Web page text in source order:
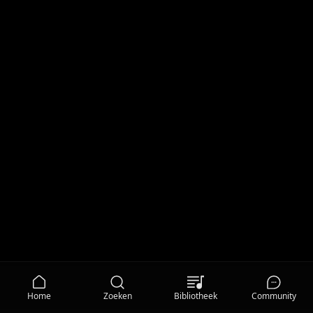
Home Zoeken Bibliotheek Community